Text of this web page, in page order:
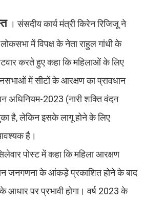
। संसदीय कार्य मंत्री किरेन रिजिजू ने
में विपक्ष के नेता राहुल गांधी के
करते हुए कहा कि महिलाओं के लिए
में सीटों के आरक्षण का प्रावधान
अधिनियम-2023 (नारी शक्ति वंदन
है, लेकिन इसके लागू होने के लिए
है।
पोस्ट में कहा कि महिला आरक्षण
जनगणना के आंकड़े प्रकाशित होने के बाद
आधार पर प्रभावी होगा। वर्ष 2023 के